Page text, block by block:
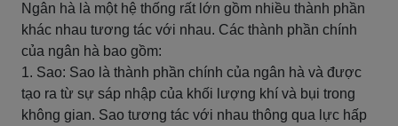
Ngân hà là một hệ thống rất lớn gồm nhiều thành phần
khác nhau tương tác với nhau. Các thành phần chính
của ngân hà bao gồm:
1. Sao: Sao là thành phần chính của ngân hà và được
tạo ra từ sự sáp nhập của khối lượng khí và bụi trong
không gian. Sao tương tác với nhau thông qua lực hấp